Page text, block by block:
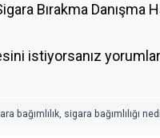
Bırakma Danışma
istiyorsanız yorumlar
bağımlılık sigara bağımlılığı